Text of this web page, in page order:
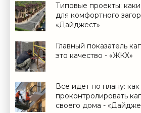
Типовые проекты:
для комфортного
«Дайджест»
Главный показатель
это качество - «ЖКХ»
Все идет по плану: как
проконтролировать
своего дома -